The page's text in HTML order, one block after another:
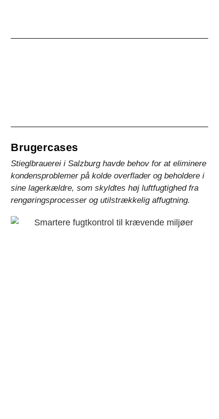
Brugercases
Stieglbrauerei i Salzburg havde behov for at eliminere
kondensproblemer på kolde overflader og beholdere i
sine lagerkældre, som skyldtes høj luftfugtighed fra
rengøringsprocesser og utilstrækkelig affugtning.